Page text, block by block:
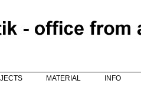
MATERIAL INFO